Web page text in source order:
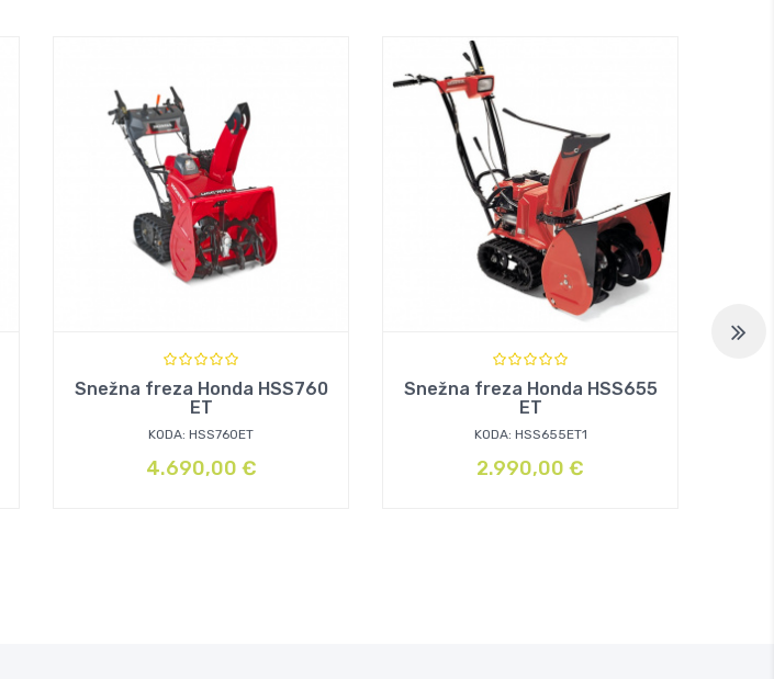
Snežna freza Honda HSS760
ET
KODA: HSS760ET
4.690,00 €
Snežna freza Honda HSS655
ET
KODA: HSS655ET1
2.990,00 €